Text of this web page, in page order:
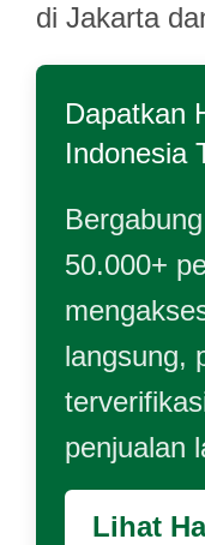
di Jakarta
Dapatkan
Indonesia
50.000+
langsung,
penjualan
Lihat